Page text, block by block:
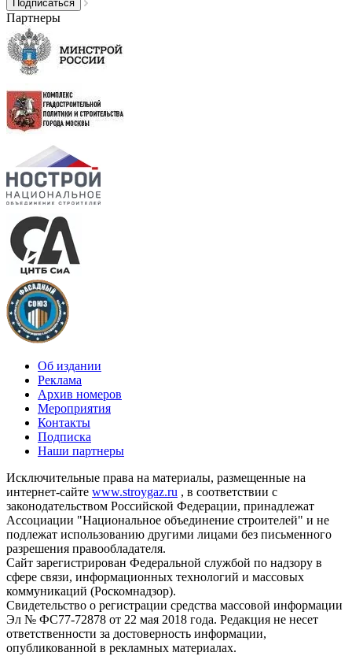
Партнеры
Об издании
Реклама
Архив номеров
Мероприятия
Контакты
Подписка
Наши партнеры
Исключительные права на материалы, размещенные на
интернет-сайте www.stroygaz.ru , в соответствии с
законодательством Российской Федерации, принадлежат
Ассоциации "Национальное объединение строителей" и не
подлежат использованию другими лицами без письменного
разрешения правообладателя.
Сайт зарегистрирован Федеральной службой по надзору в
сфере связи, информационных технологий и массовых
коммуникаций (Роскомнадзор).
Свидетельство о регистрации средства массовой информации
Эл № ФС77-72878 от 22 мая 2018 года. Редакция не несет
ответственности за достоверность информации,
опубликованной в рекламных материалах.